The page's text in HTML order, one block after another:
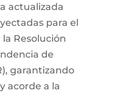
actualizada
para el
Resolución
de
garantizando
acorde a la